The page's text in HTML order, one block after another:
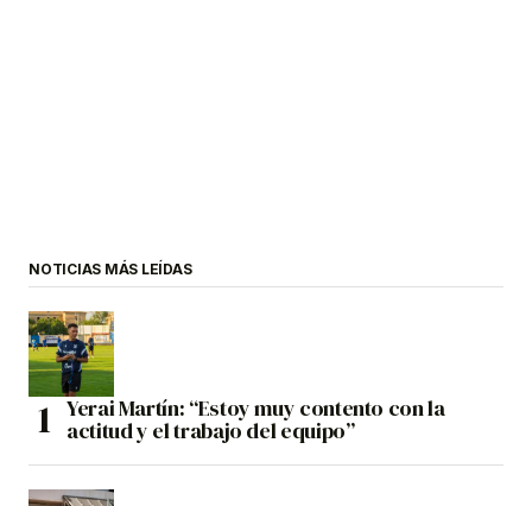
NOTICIAS MÁS LEÍDAS
Yerai Martín: “Estoy muy contento con la
actitud y el trabajo del equipo”